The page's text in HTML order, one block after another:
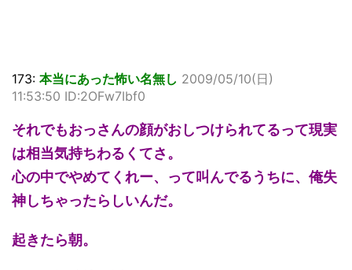
173: 本当にあった怖い名無し 2009/05/10(日)
11:53:50 ID:2OFw7Ibf0
それでもおっさんの顔がおしつけられてるって現実
は相当気持ちわるくてさ。
心の中でやめてくれー、って叫んでるうちに、俺失
神しちゃったらしいんだ。
起きたら朝。